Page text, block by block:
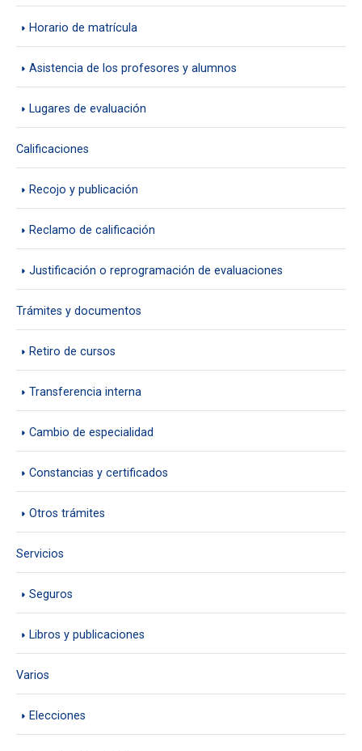
Horario de matrícula
Asistencia de los profesores y alumnos
Lugares de evaluación
Calificaciones
Recojo y publicación
Reclamo de calificación
Justificación o reprogramación de evaluaciones
Trámites y documentos
Retiro de cursos
Transferencia interna
Cambio de especialidad
Constancias y certificados
Otros trámites
Servicios
Seguros
Libros y publicaciones
Varios
Elecciones